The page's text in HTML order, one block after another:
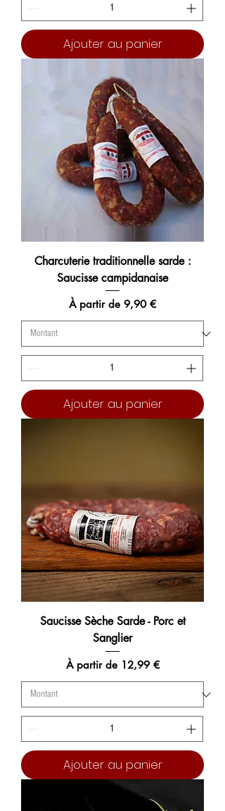
Ajouter au panier
Charcuterie traditionnelle sarde :
Saucisse campidanaise
À partir de 9,90 €
Prix promotionnel
Ajouter au panier
Saucisse Sèche Sarde - Porc et
Sanglier
À partir de 12,99 €
Prix promotionnel
Ajouter au panier